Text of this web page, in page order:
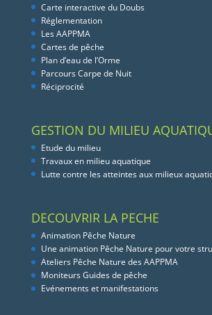
Carte interactive du Doubs
Réglementation
Les AAPPMA
Cartes de pêche
Plan d’eau de l’Orme
Parcours Carpe de Nuit
Réciprocité
GESTION DU MILIEU
Etude du milieu
Travaux en milieu aquatique
Lutte contre les atteintes aux milieux
DECOUVRIR LA PECHE
Animation Pêche Nature
Une animation Pêche Nature pour votre
Ateliers Pêche Nature des AAPPMA
Moniteurs Guides de pêche
Evénements et manifestations